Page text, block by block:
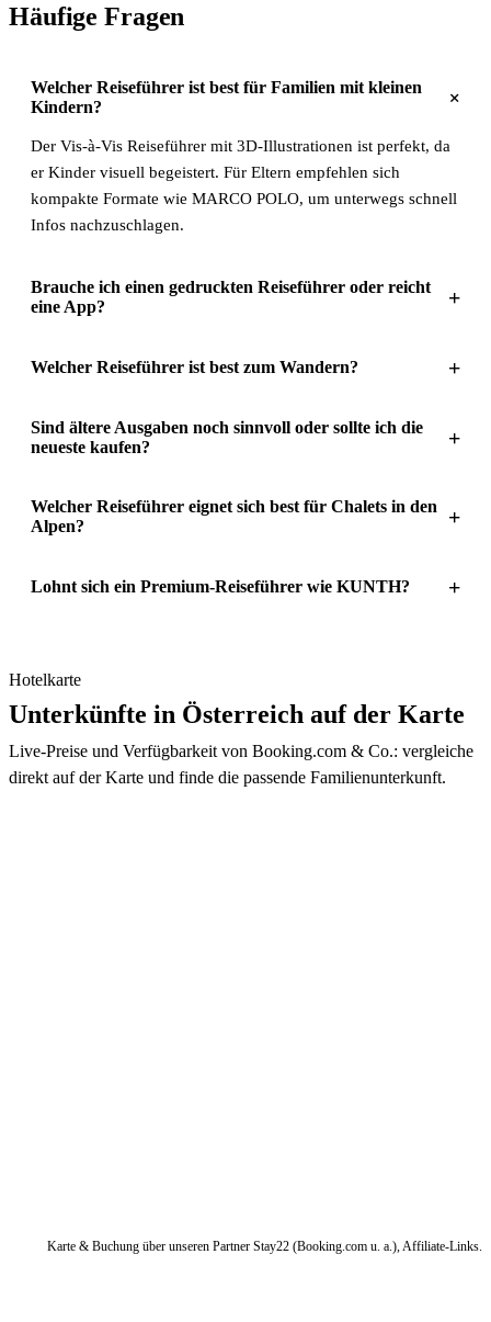
Häufige Fragen
Welcher Reiseführer ist best für Familien mit kleinen
Kindern?
+
Der Vis-à-Vis Reiseführer mit 3D-Illustrationen ist perfekt, da
er Kinder visuell begeistert. Für Eltern empfehlen sich
kompakte Formate wie MARCO POLO, um unterwegs schnell
Infos nachzuschlagen.
Brauche ich einen gedruckten Reiseführer oder reicht
eine App?
+
Welcher Reiseführer ist best zum Wandern? +
Sind ältere Ausgaben noch sinnvoll oder sollte ich die
neueste kaufen?
+
Welcher Reiseführer eignet sich best für Chalets in den
Alpen?
+
Lohnt sich ein Premium-Reiseführer wie KUNTH? +
Hotelkarte
Unterkünfte in Österreich auf der Karte
Live-Preise und Verfügbarkeit von Booking.com & Co.: vergleiche
direkt auf der Karte und finde die passende Familienunterkunft.
Karte & Buchung über unseren Partner Stay22 (Booking.com u. a.), Affiliate-Links.